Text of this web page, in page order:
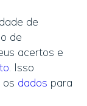
de
de
acertos e
. Isso
os dados para